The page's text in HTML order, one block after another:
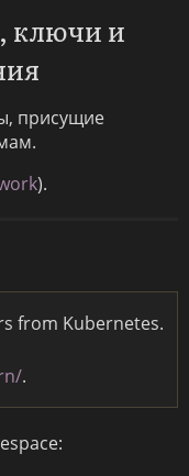
ключи и
присущие
).
from Kubernetes.
.